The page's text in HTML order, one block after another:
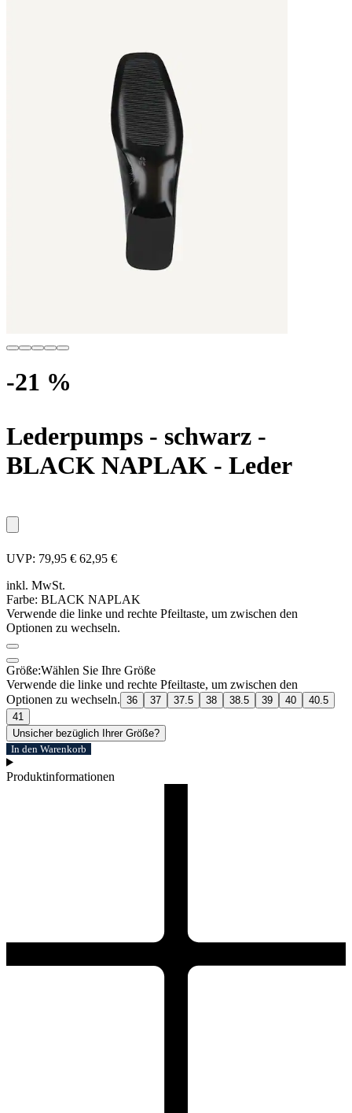
-21 %
Lederpumps - schwarz -
BLACK NAPLAK - Leder
UVP: 79,95 € 62,95 €
inkl. MwSt.
Farbe: BLACK NAPLAK
Verwende die linke und rechte Pfeiltaste, um zwischen den
Optionen zu wechseln.
Größe:Wählen Sie Ihre Größe
Verwende die linke und rechte Pfeiltaste, um zwischen den
Optionen zu wechseln. 36 37 37.5 38 38.5 39 40
40.5
41
Unsicher bezüglich Ihrer Größe?
In den Warenkorb
Produktinformationen